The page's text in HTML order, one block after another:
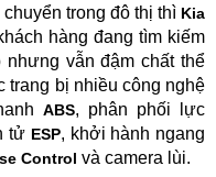
trong đô thị thì Kia
hàng đang tìm kiếm
nhưng vẫn đậm chất thể
trang bị nhiều công nghệ
ABS, phân phối lực
tử ESP, khởi hành ngang
Control và camera lùi.